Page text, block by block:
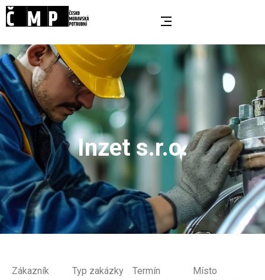
Inzet s.r.o.
Zákazník
Typ zakázky
Termín
Místo